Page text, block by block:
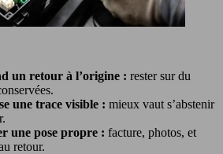
un retour à l’origine : rester sur du
une trace visible : mieux vaut s’abstenir
une pose propre : facture, photos, et
retour.